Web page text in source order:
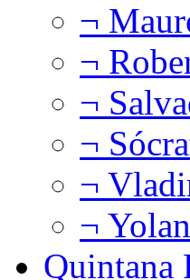
¬
¬
¬
¬
¬
¬
Quintana